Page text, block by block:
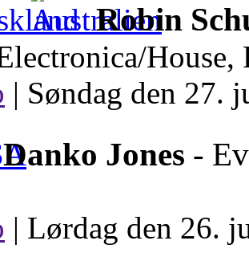
Robin
House,
| Søndag den 27.
Danko Jones -
| Lørdag den 26.